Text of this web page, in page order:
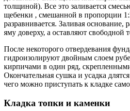
толщиной). Все это заливается
щебенки , смешанной в пропорции
разравнивается. Заливая основание,
яму доверху, а оставляют
После некоторого отвердевания
гидроизолируют двойным слоем
кирпичами в один ряд,
Окончательная сушка и усадка
чего можно приступать к кладке
Кладка топки и каменки